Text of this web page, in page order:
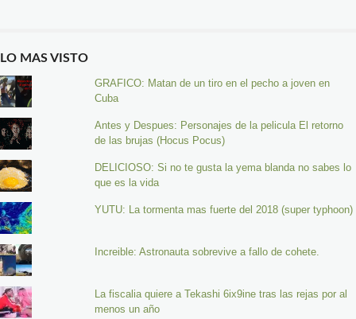
LO MAS VISTO
GRAFICO: Matan de un tiro en el pecho a joven en
Cuba
Antes y Despues: Personajes de la pelicula El retorno
de las brujas (Hocus Pocus)
DELICIOSO: Si no te gusta la yema blanda no sabes lo
que es la vida
YUTU: La tormenta mas fuerte del 2018 (super typhoon)
Increible: Astronauta sobrevive a fallo de cohete.
La fiscalia quiere a Tekashi 6ix9ine tras las rejas por al
menos un año